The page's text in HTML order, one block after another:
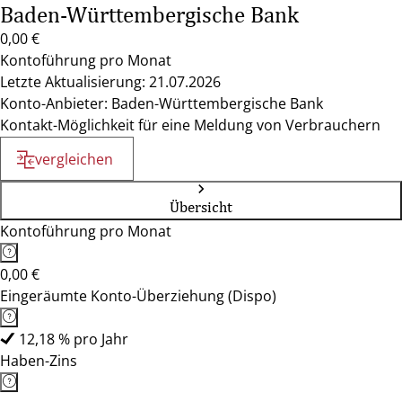
Baden-Württembergische Bank
0,00 €
Kontoführung pro Monat
Letzte Aktualisierung: 21.07.2026
Konto-Anbieter: Baden-Württembergische Bank
Kontakt-Möglichkeit für eine Meldung von Verbrauchern
vergleichen
Übersicht
Kontoführung pro Monat
0,00 €
Eingeräumte Konto-Überziehung (Dispo)
12,18 % pro Jahr
Haben-Zins